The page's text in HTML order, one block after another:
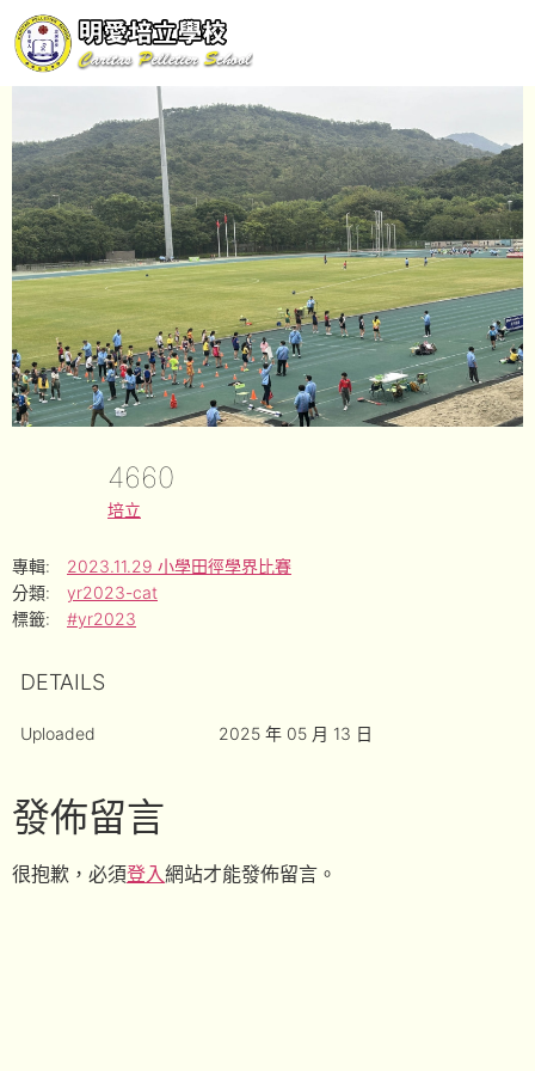
4660
培立
專輯:
2023.11.29 小學田徑學界比賽
分類:
yr2023-cat
標籤:
#yr2023
DETAILS
Uploaded 2025 年 05 月 13 日
發佈留言
很抱歉，必須登入網站才能發佈留言。